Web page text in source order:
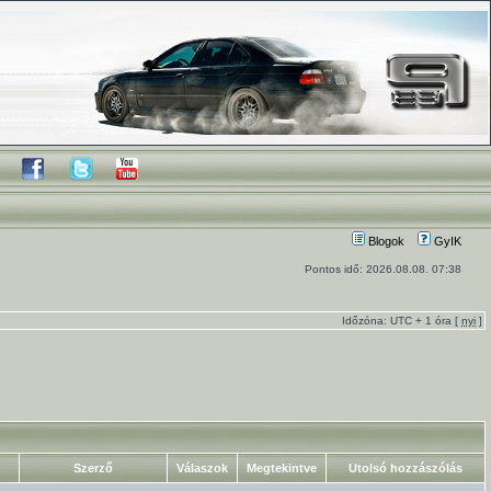
Blogok GyIK
Pontos idő: 2026.08.08. 07:38
Időzóna: UTC + 1 óra [ nyi ]
Szerző Válaszok Megtekintve Utolsó hozzászólás